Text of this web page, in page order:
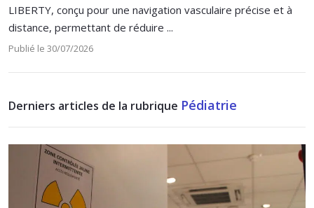
LIBERTY, conçu pour une navigation vasculaire précise et à
distance, permettant de réduire ...
Publié le 30/07/2026
Derniers articles de la rubrique Pédiatrie